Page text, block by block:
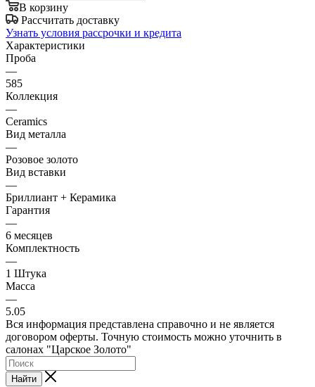
В корзину
Рассчитать доставку
Узнать условия рассрочки и кредита
Характеристики
Проба
—
585
Коллекция
—
Ceramics
Вид металла
—
Розовое золото
Вид вставки
—
Бриллиант + Керамика
Гарантия
—
6 месяцев
Комплектность
—
1 Штука
Масса
—
5.05
Вся информация представлена справочно и не является
договором оферты. Точную стоимость можно уточнить в
салонах "Царское Золото"
Найти